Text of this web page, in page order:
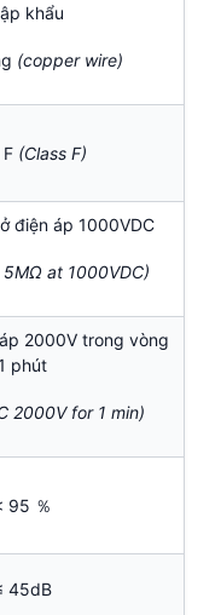
khẩu
(copper wire)
(Class F)
điện áp 1000VDC
5MΩ at 1000VDC)
2000V trong vòng
phút
2000V for 1 min)
95 ％
45dB